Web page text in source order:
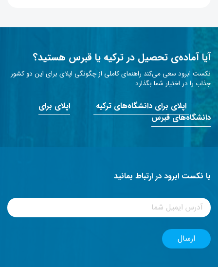
آیا آماده‌ی تحصیل در ترکیه یا قبرس هستید؟
نکست ابرود سعی می‌کند راهنمای کاملی از چگونگی اپلای برای این دو کشور
جذاب را در اختیار شما بگذارد
اپلای برای دانشگاه‌های ترکیه
اپلای برای
دانشگاه‌های قبرس
با نکست ابرود در ارتباط بمانید